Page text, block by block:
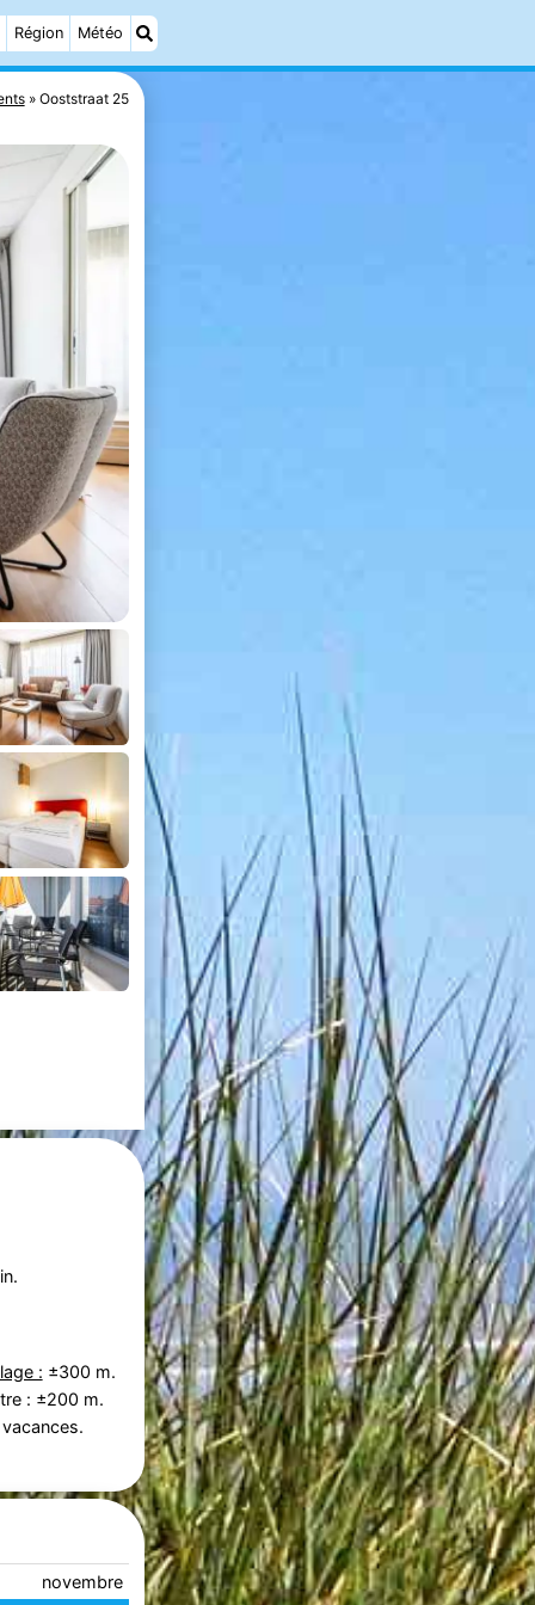
Région Météo
Ooststraat 25
: ±300 m.
: ±200 m.
novembre 2026 décembre 2026